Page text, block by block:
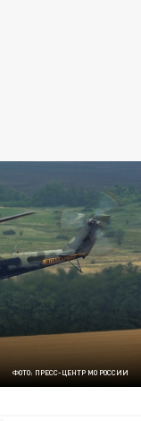
ФОТО: ПРЕСС-ЦЕНТР МО РОССИИ